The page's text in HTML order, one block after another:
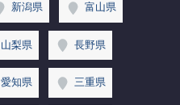
新潟県 富山県
山梨県 長野県
愛知県 三重県